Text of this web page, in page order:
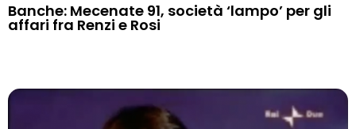
Banche: Mecenate 91, società ‘lampo’ per gli
affari fra Renzi e Rosi